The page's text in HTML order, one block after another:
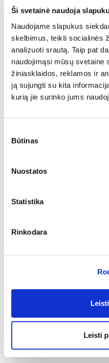
Ši svetainė naudoja
Naudojame slapukus
skelbimus, teikti socialinės
analizuoti srautą. Taip pat
naudojimąsi mūsų svetaine
žiniasklaidos, reklamos ir
ją sujungti su kita
kurią jie surinko jums
pasirinkimas
Būtinas
Nuostatos
Statistika
Rinkodara
Leisti
gaiviai kvepia.
kaip stovą puodui ar
Saugumas :
rankenėlės neįkaista,
Indus galima naudoti
įkaista ir reikia elgtis
praktiškas sprendimas –
rankenėlę.
Kiekvieno Masterpiece
pagamintas iš trijų metalo
kaupia šilumą. Trijų
naudojant unikalų
neatskiriami. Puodo
mažiausio šilumos
perduoda ją į puodą. Dėl
žemesnėje
sunaikinamos
sutaupoma iki 70 %
Nesvylančio paviršiaus
revoliucinė
molekuliniu lygmeniu
toksiškos dangos, todėl
sveikus ir skanius